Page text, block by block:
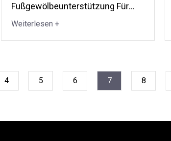
Fußgewölbeunterstützung Für
Weiterlesen +
4 5 6 7 8